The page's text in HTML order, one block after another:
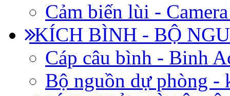
Cảm biến lùi -
KÍCH BÌNH - BỘ
Cáp câu bình - Binh
Bộ nguồn dự phòng -